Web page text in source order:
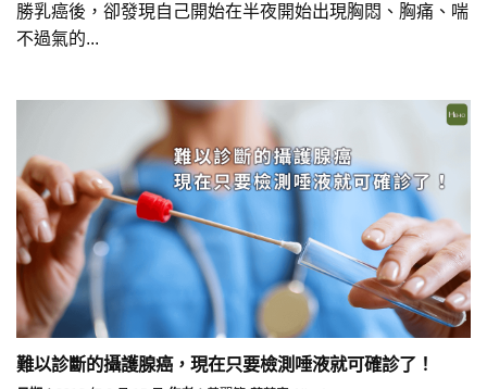
勝乳癌後，卻發現自己開始在半夜開始出現胸悶、胸痛、喘
不過氣的...
難以診斷的攝護腺癌，現在只要檢測唾液就可確診了！